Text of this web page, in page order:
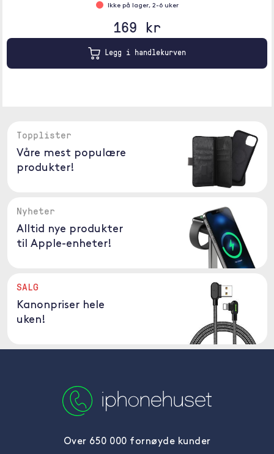
Ikke på lager, 2-6 uker
169 kr
Legg i handlekurven
Topplister
Våre mest populære
produkter!
Nyheter
Alltid nye produkter
til Apple-enheter!
SALG
Kanonpriser hele
uken!
Over 650 000 fornøyde kunder